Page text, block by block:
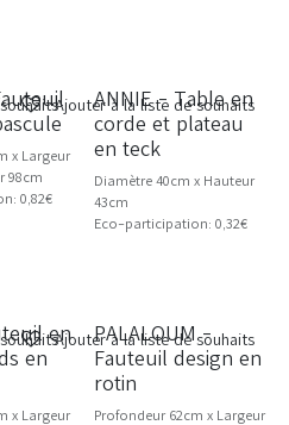
x Largeur
98cm
0,82€
ANNIE - Table en
corde et plateau
en teck
Diamètre 40cm x Hauteur
43cm
Eco-participation: 0,32€
Ajouter à la liste de souhaits
en
en
x Largeur
PALALOUM -
Fauteuil design en
rotin
Profondeur 62cm x Largeur
Ajouter à la liste de souhaits